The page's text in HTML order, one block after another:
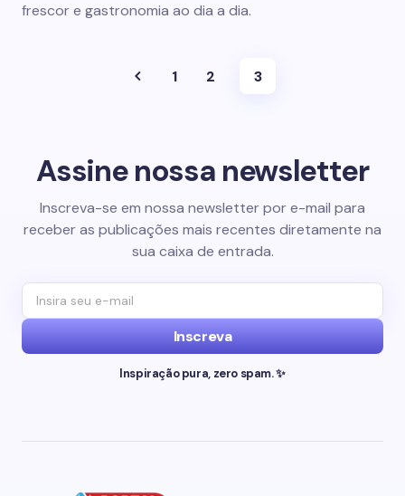
frescor e gastronomia ao dia a dia.
1 2 3
Assine nossa newsletter
Inscreva-se em nossa newsletter por e-mail para
receber as publicações mais recentes diretamente na
sua caixa de entrada.
Inscreva
Inspiração pura, zero spam. ✨